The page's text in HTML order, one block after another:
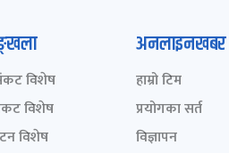
विशेष
विशेष
विशेष
अनलाइनखबर
हाम्रो टिम
प्रयोगका सर्त
विज्ञापन